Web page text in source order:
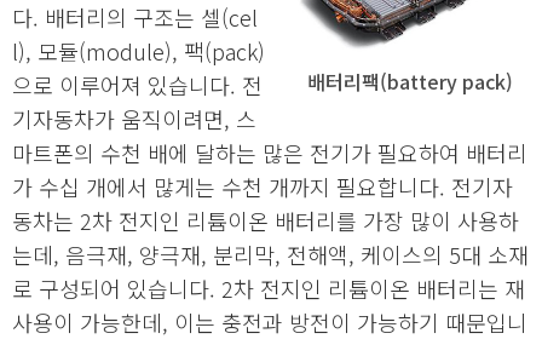
배터리팩(battery pack)
다. 배터리의 구조는 셀(cel
l), 모듈(module), 팩(pack)
으로 이루어져 있습니다. 전
기자동차가 움직이려면, 스
마트폰의 수천 배에 달하는 많은 전기가 필요하여 배터리
가 수십 개에서 많게는 수천 개까지 필요합니다. 전기자
동차는 2차 전지인 리튬이온 배터리를 가장 많이 사용하
는데, 음극재, 양극재, 분리막, 전해액, 케이스의 5대 소재
로 구성되어 있습니다. 2차 전지인 리튬이온 배터리는 재
사용이 가능한데, 이는 충전과 방전이 가능하기 때문입니